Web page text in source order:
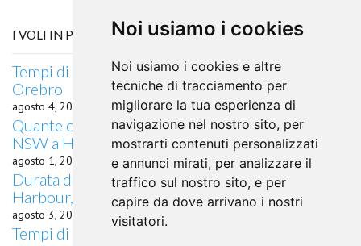
Noi usiamo i cookies
Noi usiamo i cookies e altre
tecniche di tracciamento per
migliorare la tua esperienza di
navigazione nel nostro sito, per
mostrarti contenuti personalizzati
e annunci mirati, per analizzare il
traffico sul nostro sito, e per
capire da dove arrivano i nostri
visitatori.
I VOLI IN PARTENZA DA COFFS HARBOUR, NSW
Tempi di percorrenza volo Coffs Harbour, NSW
Orebro
agosto 4, 2026
Quante ore di volo occorrono da Coffs Harbour,
NSW a Haifa?
agosto 1, 2026
Durata del volo Quanto dura il volo da Coffs
Harbour, NSW per Amman
agosto 3, 2026
Tempi di percorrenza volo Coffs Harbour, NSW